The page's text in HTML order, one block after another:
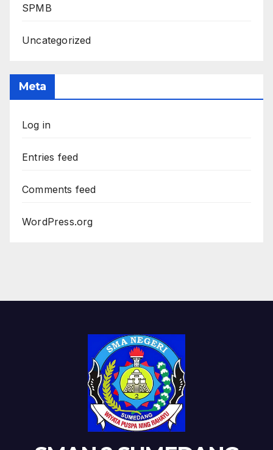
SPMB
Uncategorized
Meta
Log in
Entries feed
Comments feed
WordPress.org